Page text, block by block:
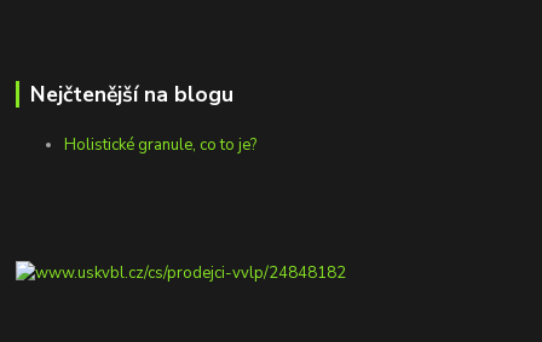
Nejčtenější na blogu
Holistické granule, co to je?